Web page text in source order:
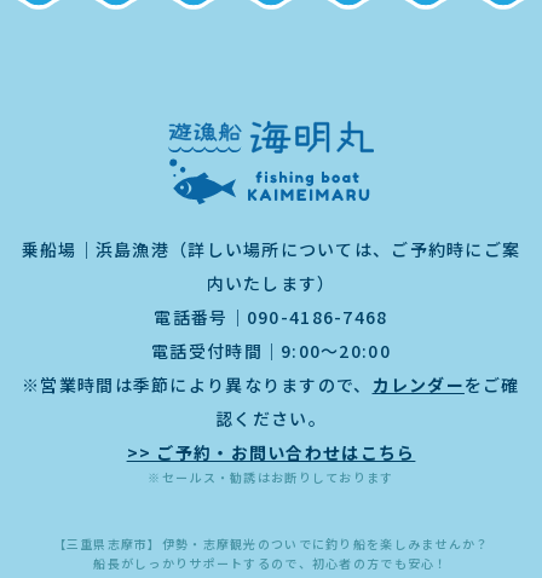
乗船場｜浜島漁港（詳しい場所については、ご予約時にご案
内いたします）
電話番号｜ 090-4186-7468
電話受付時間｜9:00～20:00
※営業時間は季節により異なりますので、 カレンダーをご確
認ください。
>> ご予約・お問い合わせはこちら
※セールス・勧誘はお断りしております
【三重県志摩市】伊勢・志摩観光のついでに釣り船を楽しみませんか？
船長がしっかりサポートするので、初心者の方でも安心！